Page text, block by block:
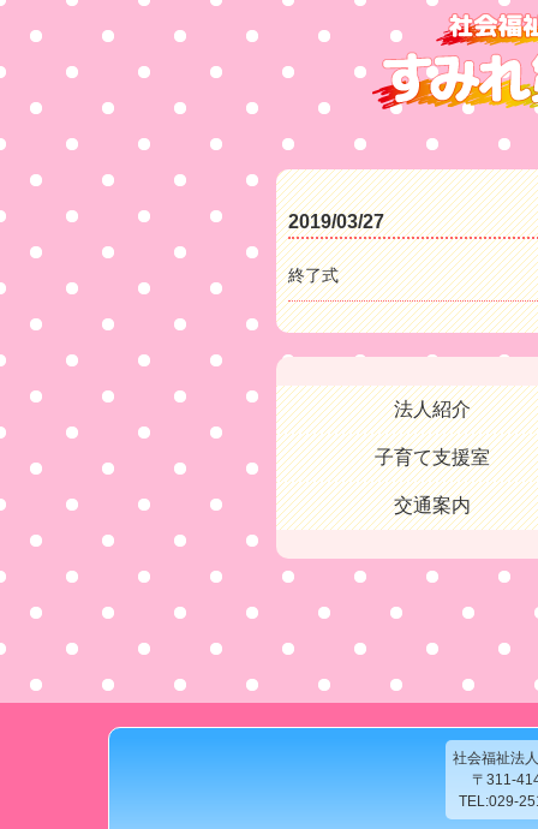
2019/03/27
終了式
法人紹介
子育て支援室
交通案内
社会福祉法
〒311-
TEL:029-